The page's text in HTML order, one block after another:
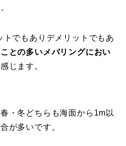
でもありデメリットでもあ
との多いメバリングにおい
じます。
・冬どちらも海面から1m以
が多いです。